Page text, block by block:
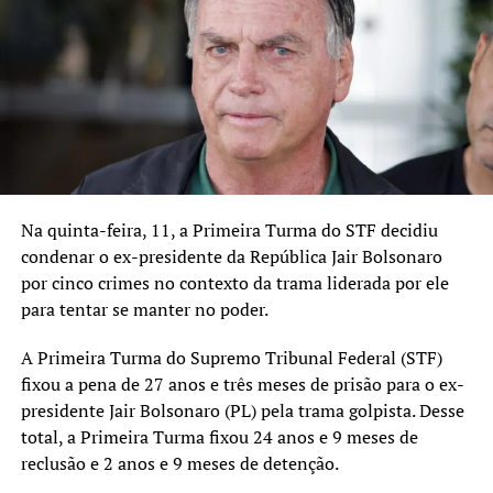
Alderico Zanettin
Um dos mais antigos membros do partido e 2° vice-
presidente da executiva, Alderico também comemorou a
chegada de Airton Souza: “É uma honra muito grande
receber o Airton. Eu posso dizer o seguinte: um quadro
como o Airton, faz 18 anos que o PMDB não recebe. Foi
quando tínhamos o nosso “saudoso” Lagranha. Agora,
com a chegada do Airton, temos uma aquisição mais ou
menos daquele quilate”.
Marcinho Silva
O atual 1° vice-presidente do PMDB municipal avalia que
chegada de Airton acrescenta muito aos quadros do
partido na cidade “pela pessoa e pela densidade eleitoral
dele”.
Airton
Na quinta-feira, 11, a Primeira Turma do STF decidiu
condenar o ex-presidente da República Jair Bolsonaro
por cinco crimes no contexto da trama liderada por ele
para tentar se manter no poder.
A Primeira Turma do Supremo Tribunal Federal (STF)
fixou a pena de 27 anos e três meses de prisão para o ex-
presidente Jair Bolsonaro (PL) pela trama golpista. Desse
total, a Primeira Turma fixou 24 anos e 9 meses de
reclusão e 2 anos e 9 meses de detenção.